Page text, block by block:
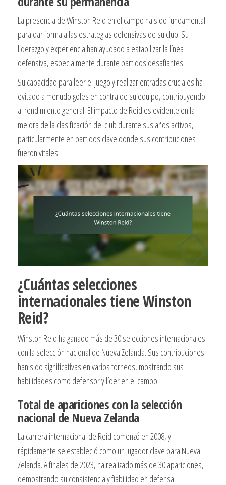
La presencia de Winston Reid en el campo ha sido fundamental
para dar forma a las estrategias defensivas de su club. Su
liderazgo y experiencia han ayudado a estabilizar la línea
defensiva, especialmente durante partidos desafiantes.
Su capacidad para leer el juego y realizar entradas cruciales ha
evitado a menudo goles en contra de su equipo, contribuyendo
al rendimiento general. El impacto de Reid es evidente en la
mejora de la clasificación del club durante sus años activos,
particularmente en partidos clave donde sus contribuciones
fueron vitales.
¿Cuántas selecciones
internacionales tiene Winston
Reid?
Winston Reid ha ganado más de 30 selecciones internacionales
con la selección nacional de Nueva Zelanda. Sus contribuciones
han sido significativas en varios torneos, mostrando sus
habilidades como defensor y líder en el campo.
Total de apariciones con la selección
nacional de Nueva Zelanda
La carrera internacional de Reid comenzó en 2008, y
rápidamente se estableció como un jugador clave para Nueva
Zelanda. A finales de 2023, ha realizado más de 30 apariciones,
demostrando su consistencia y fiabilidad en defensa.